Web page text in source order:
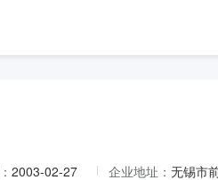
2003-02-27 企业地址： 无锡市